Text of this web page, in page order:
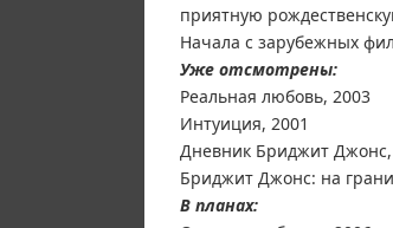
приятную
Начала с зарубежных
Уже отсмотрены:
Реальная любовь, 2003
Интуиция, 2001
Дневник Бриджит Джонс,
Бриджит Джонс: на
В планах: